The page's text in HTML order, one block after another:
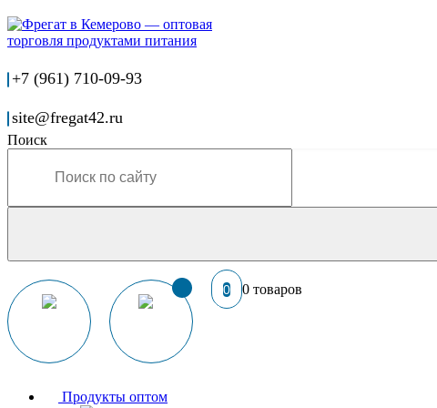
+7 (961) 710-09-93
site@fregat42.ru
Поиск
0 0 товаров
Продукты оптом